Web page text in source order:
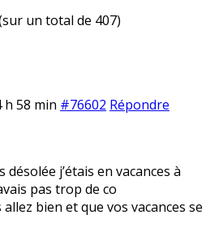
un total de 407)
h 58 min #76602 Répondre
j’étais en vacances à
pas trop de co
allez bien et que vos vacances se